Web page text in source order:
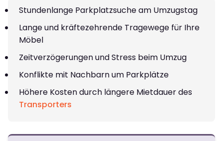
Stundenlange Parkplatzsuche am Umzugstag
Lange und kräftezehrende Tragewege für Ihre
Möbel
Zeitverzögerungen und Stress beim Umzug
Konflikte mit Nachbarn um Parkplätze
Höhere Kosten durch längere Mietdauer des
Transporters